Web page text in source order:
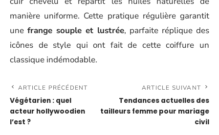
manière uniforme. Cette pratique régulière garantit
une frange souple et lustrée, parfaite réplique des
icônes de style qui ont fait de cette coiffure un
classique indémodable.
ARTICLE PRÉCÉDENT
Végétarien : quel
acteur hollywoodien
l’est ?
ARTICLE SUIVANT
Tendances actuelles des
tailleurs femme pour mariage
civil